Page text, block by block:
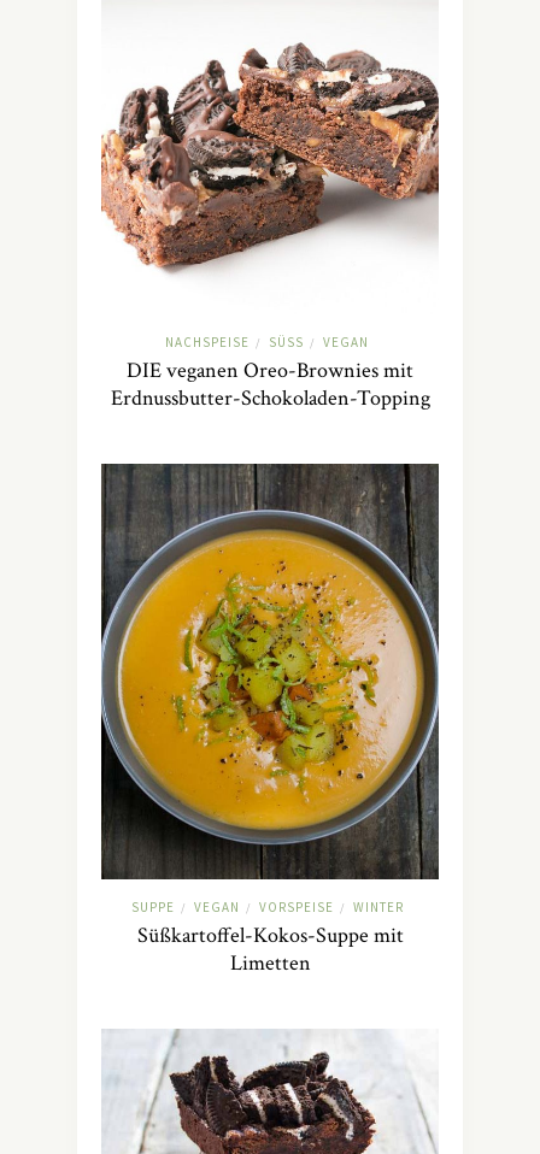
NACHSPEISE / SÜSS / VEGAN
DIE veganen Oreo-Brownies mit
Erdnussbutter-Schokoladen-Topping
SUPPE / VEGAN / VORSPEISE / WINTER
Süßkartoffel-Kokos-Suppe mit
Limetten